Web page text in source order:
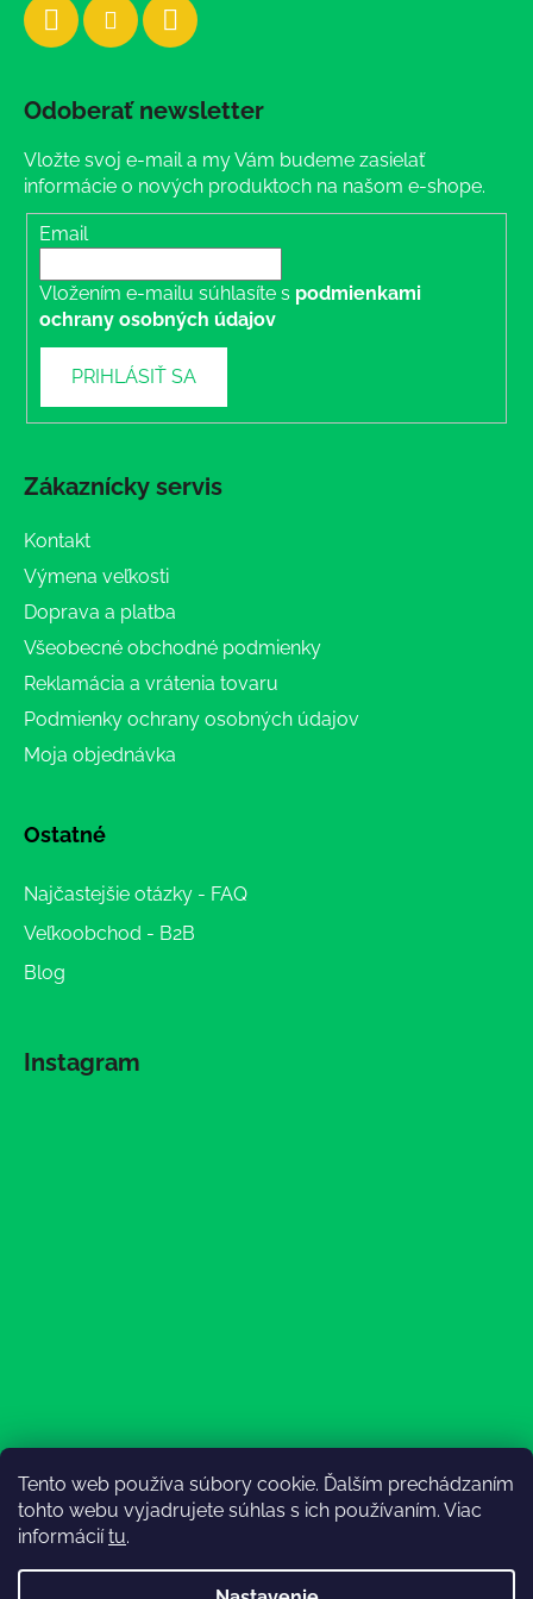
Tento web používa súbory cookie. Ďalším prechádzaním
tohto webu vyjadrujete súhlas s ich používaním. Viac
informáciítu.
Odoberať newsletter
Vložte svoj e-mail a my Vám budeme zasielať
informácie o nových produktoch na našom e-shope.
Email
Vložením e-mailu súhlasíte s podmienkami
ochrany osobných údajov
PRIHLÁSIŤ SA
Zákaznícky servis
Kontakt
Výmena veľkosti
Doprava a platba
Všeobecné obchodné podmienky
Reklamácia a vrátenia tovaru
Podmienky ochrany osobných údajov
Moja objednávka
Ostatné
Najčastejšie otázky - FAQ
Veľkoobchod - B2B
Blog
Instagram
Sledovať na Instagrame